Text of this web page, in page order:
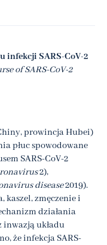
infekcji SARS-CoV-2
of SARS-CoV-2
prowincja Hubei)
płuc spowodowane
SARS-CoV-2
2),
disease2019).
kaszel, zmęczenie i
działania
inwazją układu
że infekcja SARS-